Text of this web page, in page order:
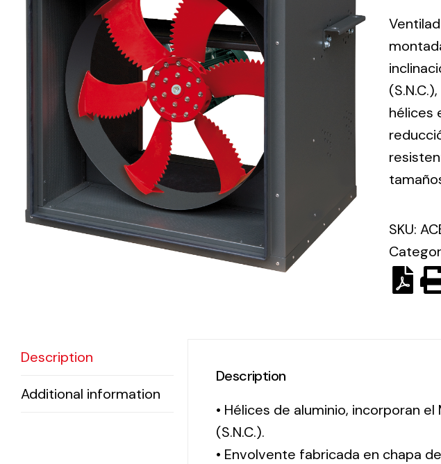
Electrical
Equipment
solutions in
lighting and
electrical
material for
each project
The
hélices
SKU:
Description
Additional information
Description
• Hélices de aluminio, incorporan
(S.N.C.).
• Envolvente fabricada en chapa